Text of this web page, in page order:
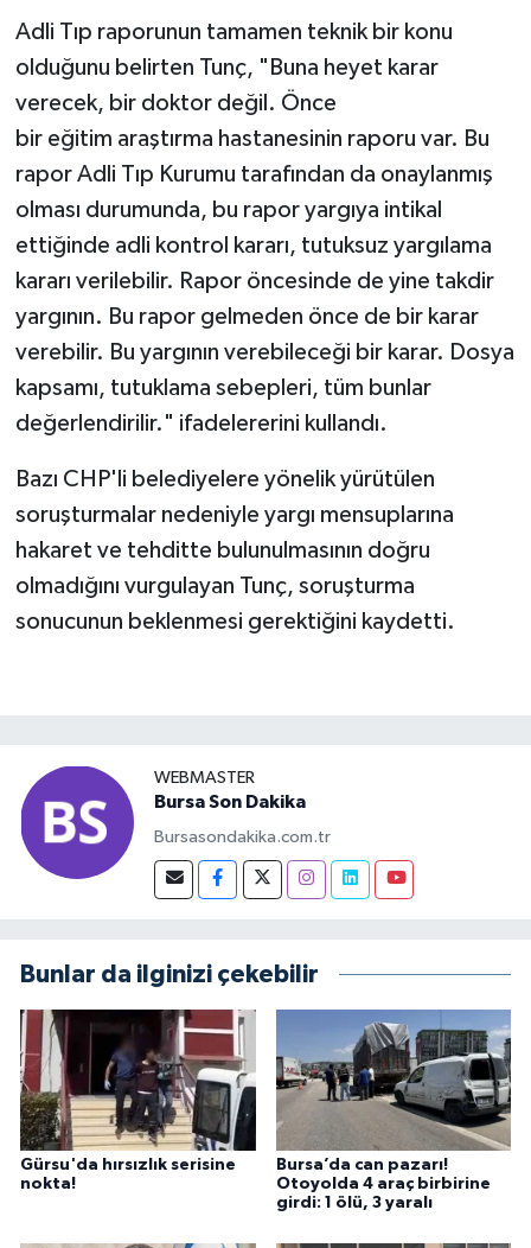
Adli Tıp raporunun tamamen teknik bir konu
olduğunu belirten Tunç, "Buna heyet karar
verecek, bir doktor değil. Önce
bir eğitim araştırma hastanesinin raporu var. Bu
rapor Adli Tıp Kurumu tarafından da onaylanmış
olması durumunda, bu rapor yargıya intikal
ettiğinde adli kontrol kararı, tutuksuz yargılama
kararı verilebilir. Rapor öncesinde de yine takdir
yargının. Bu rapor gelmeden önce de bir karar
verebilir. Bu yargının verebileceği bir karar. Dosya
kapsamı, tutuklama sebepleri, tüm bunlar
değerlendirilir." ifadelererini kullandı.
Bazı CHP'li belediyelere yönelik yürütülen
soruşturmalar nedeniyle yargı mensuplarına
hakaret ve tehditte bulunulmasının doğru
olmadığını vurgulayan Tunç, soruşturma
sonucunun beklenmesi gerektiğini kaydetti.
WEBMASTER
Bursa Son Dakika
Bursasondakika.com.tr
Bunlar da ilginizi çekebilir
Gürsu'da hırsızlık serisine
nokta!
Bursa’da can pazarı!
Otoyolda 4 araç birbirine
girdi: 1 ölü, 3 yaralı